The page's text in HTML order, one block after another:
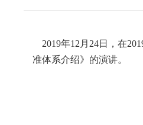
2019年12月24日，在
准体系介绍》的演讲。